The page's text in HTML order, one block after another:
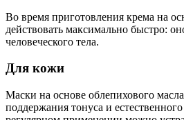
Во время приготовления крема на
действовать максимально быстро:
человеческого тела.
Для кожи
Маски на основе облепихового
поддержания тонуса и